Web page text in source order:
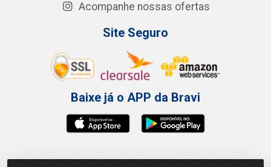
Acompanhe nossas ofertas
Site Seguro
Baixe já o APP da Bravi